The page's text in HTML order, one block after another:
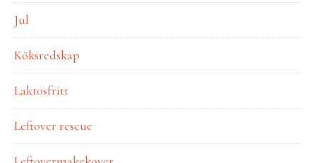
Jul
Köksredskap
Laktosfritt
Leftover rescue